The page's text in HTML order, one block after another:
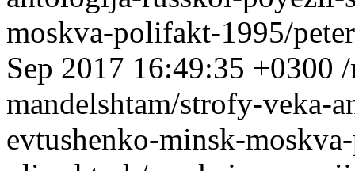
moskva-polifakt-1995/
Sep 2017 16:49:35 +0300
mandelshtam/strofy-veka-
evtushenko-minsk-